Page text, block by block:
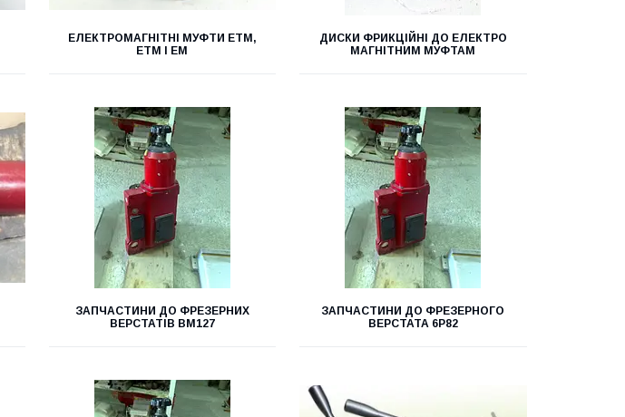
ЕЛЕКТРОМАГНІТНІ МУФТИ ЕТМ,
ЕТМ І ЕМ
ДИСКИ ФРИКЦІЙНІ ДО ЕЛЕКТРО
МАГНІТНИМ МУФТАМ
ЗАПЧАСТИНИ ДО ФРЕЗЕРНИХ
ВЕРСТАТІВ ВМ127
ЗАПЧАСТИНИ ДО ФРЕЗЕРНОГО
ВЕРСТАТА 6Р82